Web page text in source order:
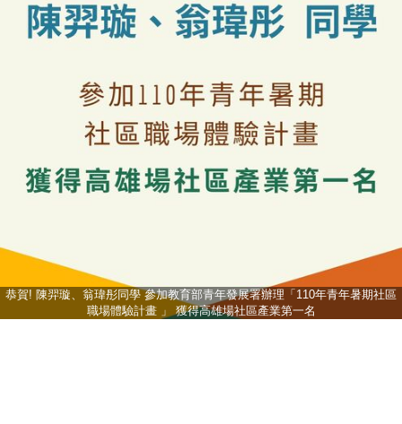
恭賀! 陳羿璇、翁瑋彤同學 參加教育部青年發展署辦理「110年青年暑期社區
職場體驗計畫 」 獲得高雄場社區產業第一名